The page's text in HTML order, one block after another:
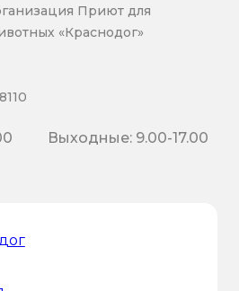
Приют для
«Краснодог»
Выходные: 9.00-17.00